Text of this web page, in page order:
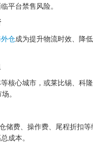
平台禁售风险。
仓成为提升物流时效、降
核心城市，或莱比锡、科
。
储费、操作费、尾程折扣
成本。